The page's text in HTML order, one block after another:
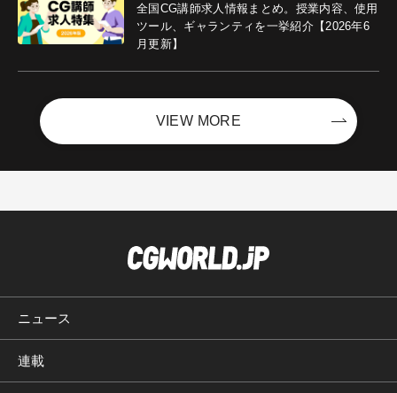
全国CG講師求人情報まとめ。授業内容、使用
ツール、ギャランティを一挙紹介【2026年6
月更新】
VIEW MORE
ニュース
連載